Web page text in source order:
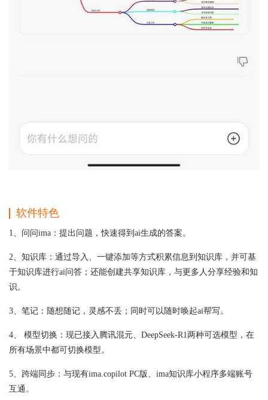
软件特色
1、问问ima：提出问题，快速得到ai生成的答案。
2、知识库：通过导入、一键添加等方式积累信息到知识库，并可基
于知识库进行ai问答；还能创建共享知识库，与更多人分享经验和知
识。
3、笔记：随想随记，灵感不丢；同时可以随时唤起ai帮写。
4、 模型切换：现已接入腾讯混元、DeepSeek-R1两种可选模型，在
所有场景中都可切换模型。
5、跨端同步：与现有ima.copilot PC版、ima知识库小程序多端账号
互通。